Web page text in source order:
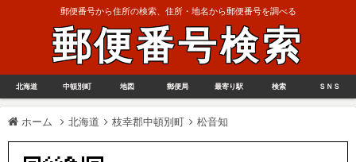
郵便番号から住所の検索、住所・地名から郵便番号を調べる
郵便番号検索
北海道 中頓別町 地図 郵便局 最寄り駅 検索 ＳＮＳ
ホーム 北海道 枝幸郡中頓別町 松音知